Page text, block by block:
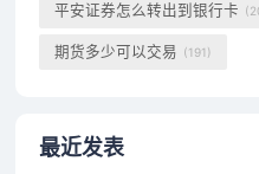
平安证券怎么转出到银行卡
期货多少可以交易 (191)
最近发表